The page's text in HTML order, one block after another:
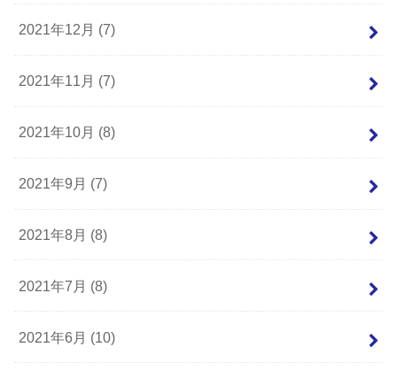
2021年12月 (7)
2021年11月 (7)
2021年10月 (8)
2021年9月 (7)
2021年8月 (8)
2021年7月 (8)
2021年6月 (10)